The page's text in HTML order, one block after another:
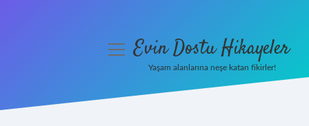
menüyüEvin Dostu Hikayeler
Yaşam alanlarına neşe katan fikirler!